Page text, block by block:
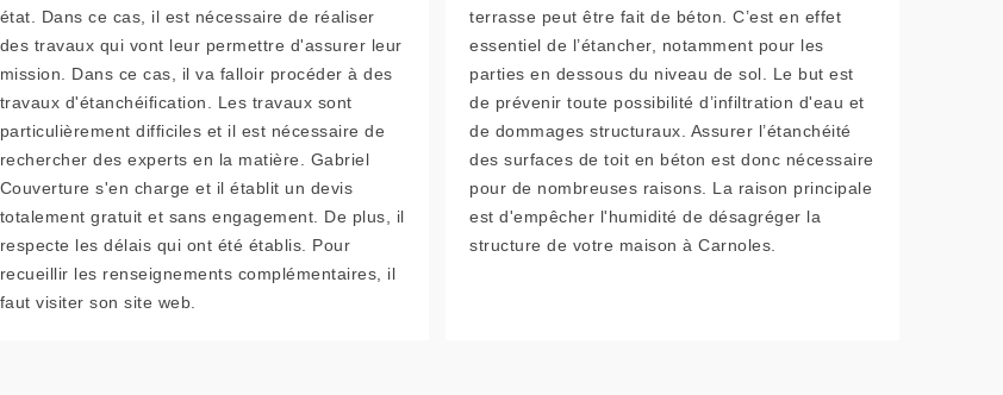
état. Dans ce cas, il est nécessaire de réaliser
des travaux qui vont leur permettre d'assurer leur
mission. Dans ce cas, il va falloir procéder à des
travaux d'étanchéification. Les travaux sont
particulièrement difficiles et il est nécessaire de
rechercher des experts en la matière. Gabriel
Couverture s'en charge et il établit un devis
totalement gratuit et sans engagement. De plus, il
respecte les délais qui ont été établis. Pour
recueillir les renseignements complémentaires, il
faut visiter son site web.
terrasse peut être fait de béton. C’est en effet
essentiel de l’étancher, notamment pour les
parties en dessous du niveau de sol. Le but est
de prévenir toute possibilité d’infiltration d'eau et
de dommages structuraux. Assurer l’étanchéité
des surfaces de toit en béton est donc nécessaire
pour de nombreuses raisons. La raison principale
est d'empêcher l'humidité de désagréger la
structure de votre maison à Carnoles.